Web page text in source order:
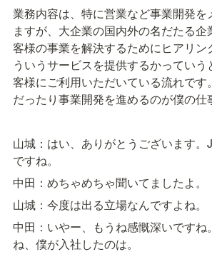
業務内容は、特に営業など事業開発を
ますが、大企業の国内外の名だたる
客様の事業を解決するためにヒアリン
ういうサービスを提供するかってい
客様にご利用いただいている流れです
だったり事業開発を進めるのが僕の仕
山城：はい、ありがとうございます
ですね。
中田：めちゃめちゃ聞いてましたよ。
山城：今度は出る立場なんですよね。
中田：いやー、もうね感慨深いですね
ね、僕が入社したのは。